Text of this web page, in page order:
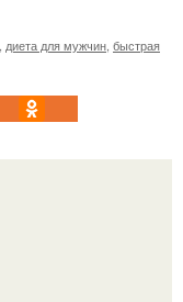
диета для мужчин быстрая